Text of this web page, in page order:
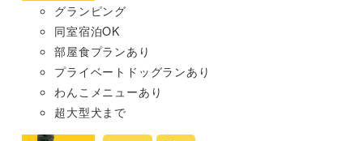
グランピング
同室宿泊OK
部屋食プランあり
プライベートドッグランあり
わんこメニューあり
超大型犬まで